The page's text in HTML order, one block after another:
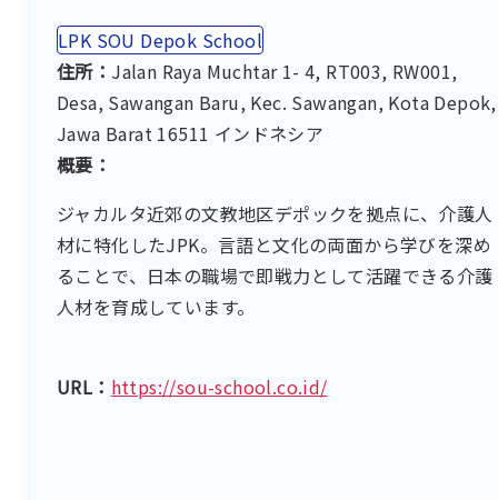
LPK SOU Depok School
住所： Jalan Raya Muchtar 1- 4, RT003, RW001,
Desa, Sawangan Baru, Kec. Sawangan, Kota Depok,
Jawa Barat 16511 インドネシア
概要：
ジャカルタ近郊の文教地区デポックを拠点に、介護人
材に特化したJPK。言語と文化の両面から学びを深め
ることで、日本の職場で即戦力として活躍できる介護
人材を育成しています。
URL： https://sou-school.co.id/